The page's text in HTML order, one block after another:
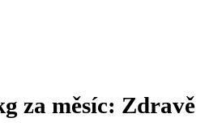
za měsíc: Zdravě